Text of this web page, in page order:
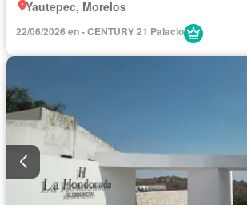
Yautepec, Morelos
22/06/2026 en - CENTURY 21 Palacio